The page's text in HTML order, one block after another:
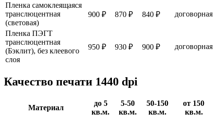
Пленка самоклеящаяся
транслюцентная
(световая)
900 ₽ 870 ₽ 840 ₽ договорная
Пленка ПЭГТ
транслюцентная
(Бэклит), без клеевого
слоя
950 ₽ 930 ₽ 900 ₽ договорная
Качество печати 1440 dpi
Материал
до 5
кв.м.
5-50
кв.м.
50-150
кв.м.
от 150
кв.м.